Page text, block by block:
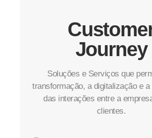
Journey
Soluções e Serviços que
transformação, a digitalização e a
das interações entre a
clientes.